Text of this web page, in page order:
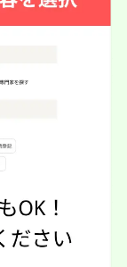
る
所